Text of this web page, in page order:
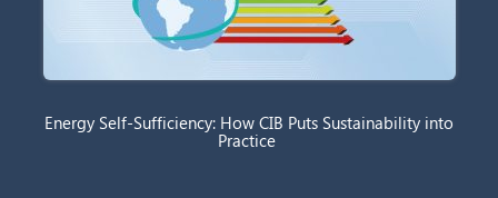
Energy Self-Sufficiency: How CIB Puts Sustainability into
Practice